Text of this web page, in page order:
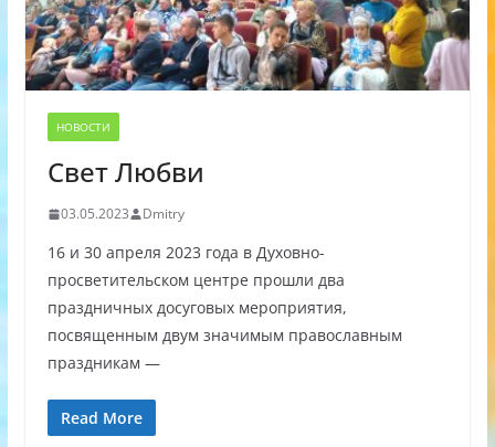
НОВОСТИ
Свет Любви
03.05.2023 Dmitry
16 и 30 апреля 2023 года в Духовно-
просветительском центре прошли два
праздничных досуговых мероприятия,
посвященным двум значимым православным
праздникам —
Read More